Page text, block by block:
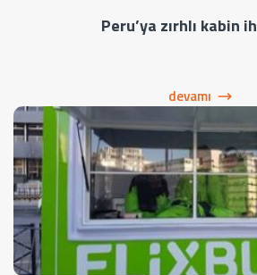
Peru’ya zırhlı kabin
devamı